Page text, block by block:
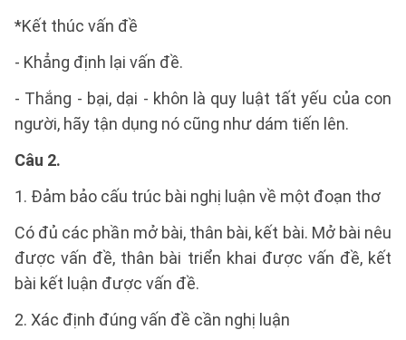
*Kết thúc vấn đề
- Khẳng định lại vấn đề.
- Thắng - bại, dại - khôn là quy luật tất yếu của con
người, hãy tận dụng nó cũng như dám tiến lên.
Câu 2.
1. Đảm bảo cấu trúc bài nghị luận về một đoạn thơ
Có đủ các phần mở bài, thân bài, kết bài. Mở bài nêu
được vấn đề, thân bài triển khai được vấn đề, kết
bài kết luận được vấn đề.
2. Xác định đúng vấn đề cần nghị luận